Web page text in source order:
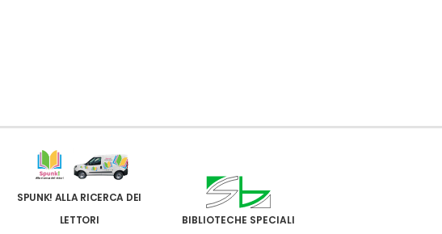
SPUNK! ALLA RICERCA DEI
LETTORI
BIBLIOTECHE SPECIALI